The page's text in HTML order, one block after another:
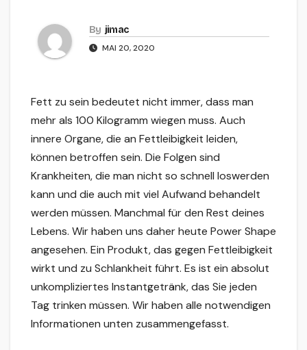
By jimac
MAI 20, 2020
Fett zu sein bedeutet nicht immer, dass man
mehr als 100 Kilogramm wiegen muss. Auch
innere Organe, die an Fettleibigkeit leiden,
können betroffen sein. Die Folgen sind
Krankheiten, die man nicht so schnell loswerden
kann und die auch mit viel Aufwand behandelt
werden müssen. Manchmal für den Rest deines
Lebens. Wir haben uns daher heute Power Shape
angesehen. Ein Produkt, das gegen Fettleibigkeit
wirkt und zu Schlankheit führt. Es ist ein absolut
unkompliziertes Instantgetränk, das Sie jeden
Tag trinken müssen. Wir haben alle notwendigen
Informationen unten zusammengefasst.